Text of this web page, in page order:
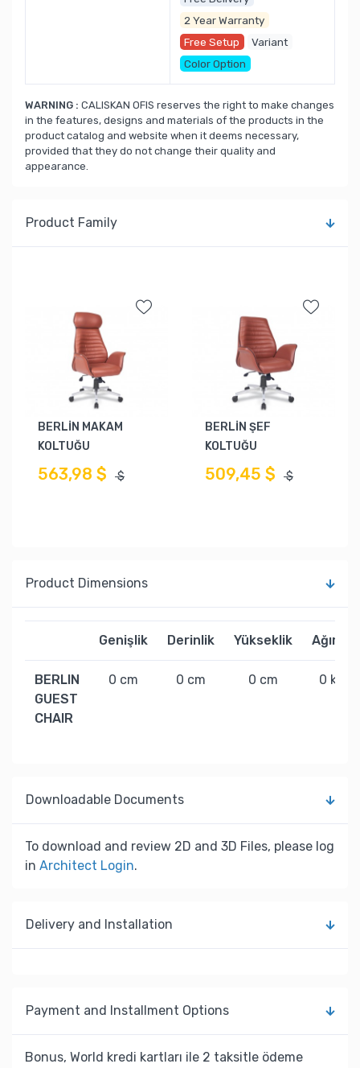
2 Year Warranty
Free Setup
Variant
Color Option
WARNING : CALISKAN OFIS reserves the right to make changes
in the features, designs and materials of the products in the
product catalog and website when it deems necessary,
provided that they do not change their quality and
appearance.
Product Family
BERLİN MAKAM
KOLTUĞU
563,98 $ $
BERLİN ŞEF
KOLTUĞU
509,45 $ $
Product Dimensions
Genişlik Derinlik Yükseklik Ağırlık
BERLIN
GUEST
CHAIR
0 cm 0 cm 0 cm 0 kg
Downloadable Documents
To download and review 2D and 3D Files, please log
in Architect Login.
Delivery and Installation
Payment and Installment Options
Bonus, World kredi kartları ile 2 taksitle ödeme